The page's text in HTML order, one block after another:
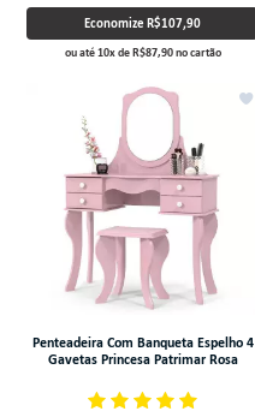
EconomizeR$107,90
ou até10xdeR$87,90no cartão
Penteadeira Com Banqueta Espelho 4
Gavetas Princesa Patrimar Rosa